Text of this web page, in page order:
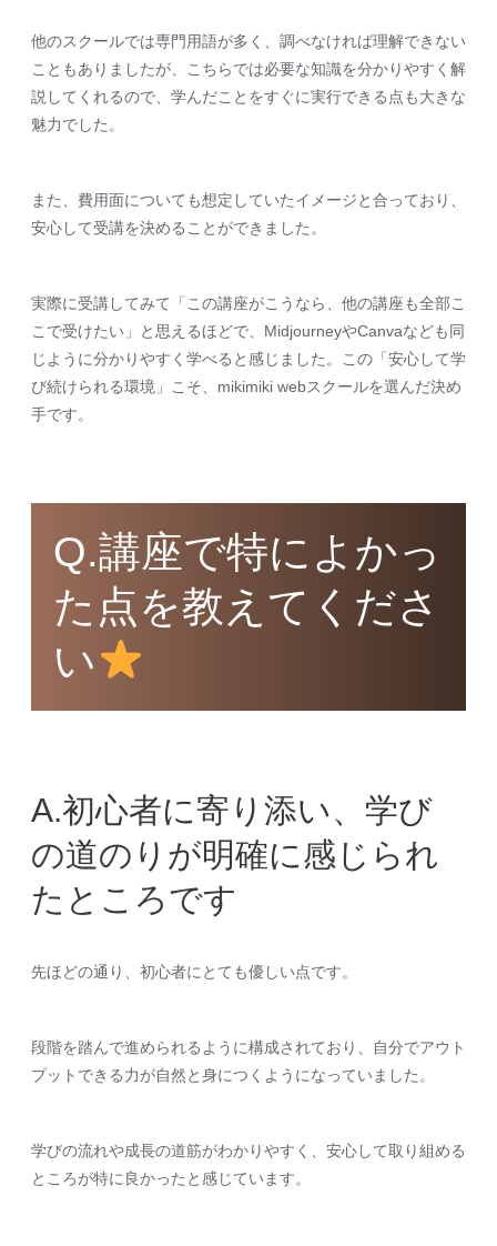
他のスクールでは専門用語が多く、調べなければ理解できない
こともありましたが、こちらでは必要な知識を分かりやすく解
説してくれるので、学んだことをすぐに実行できる点も大きな
魅力でした。
また、費用面についても想定していたイメージと合っており、
安心して受講を決めることができました。
実際に受講してみて「この講座がこうなら、他の講座も全部こ
こで受けたい」と思えるほどで、MidjourneyやCanvaなども同
じように分かりやすく学べると感じました。この「安心して学
び続けられる環境」こそ、mikimiki webスクールを選んだ決め
手です。
Q.講座で特によかっ
た点を教えてくださ
い
A.初心者に寄り添い、学び
の道のりが明確に感じられ
たところです
先ほどの通り、初心者にとても優しい点です。
段階を踏んで進められるように構成されており、自分でアウト
プットできる力が自然と身につくようになっていました。
学びの流れや成長の道筋がわかりやすく、安心して取り組める
ところが特に良かったと感じています。